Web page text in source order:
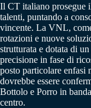
Il CT italiano prosegue
talenti, puntando a
vincente. La VNL,
rotazioni e nuove
strutturata e dotata di
precisione in fase di
posto particolare enfasi
dovrebbe essere
Bottolo e Porro in
centro.